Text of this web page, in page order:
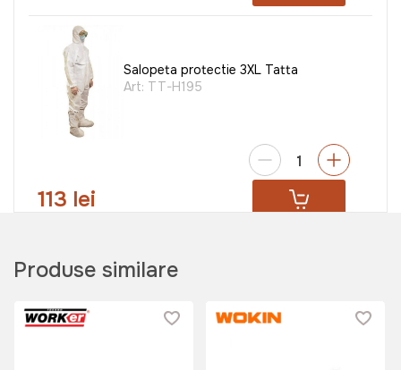
Salopeta protectie 3XL Tatta
Art: TT-H195
113 lei
Papuci Crocs BOMBER 40 (Roz)
Art:076130
Produse similare